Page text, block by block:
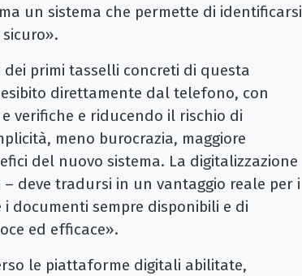
un sistema che permette di identificarsi
primi tasselli concreti di questa
direttamente dal telefono, con
verifiche e riducendo il rischio di
meno burocrazia, maggiore
del nuovo sistema. La digitalizzazione
deve tradursi in un vantaggio reale per i
i documenti sempre disponibili e di
ed efficace».
le piattaforme digitali abilitate,